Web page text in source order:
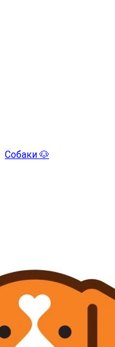
Собаки 🐶